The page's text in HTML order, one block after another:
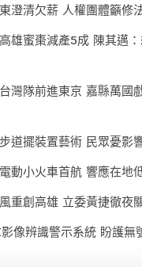
澄清欠薪 人權團體籲修
雄蜜棗減產5成 陳其邁
灣隊前進東京 嘉縣萬國
道擺裝置藝術 民眾憂影
動小火車首航 響應在地
重創高雄 立委黃捷徹夜
像辨識警示系統 盼護無